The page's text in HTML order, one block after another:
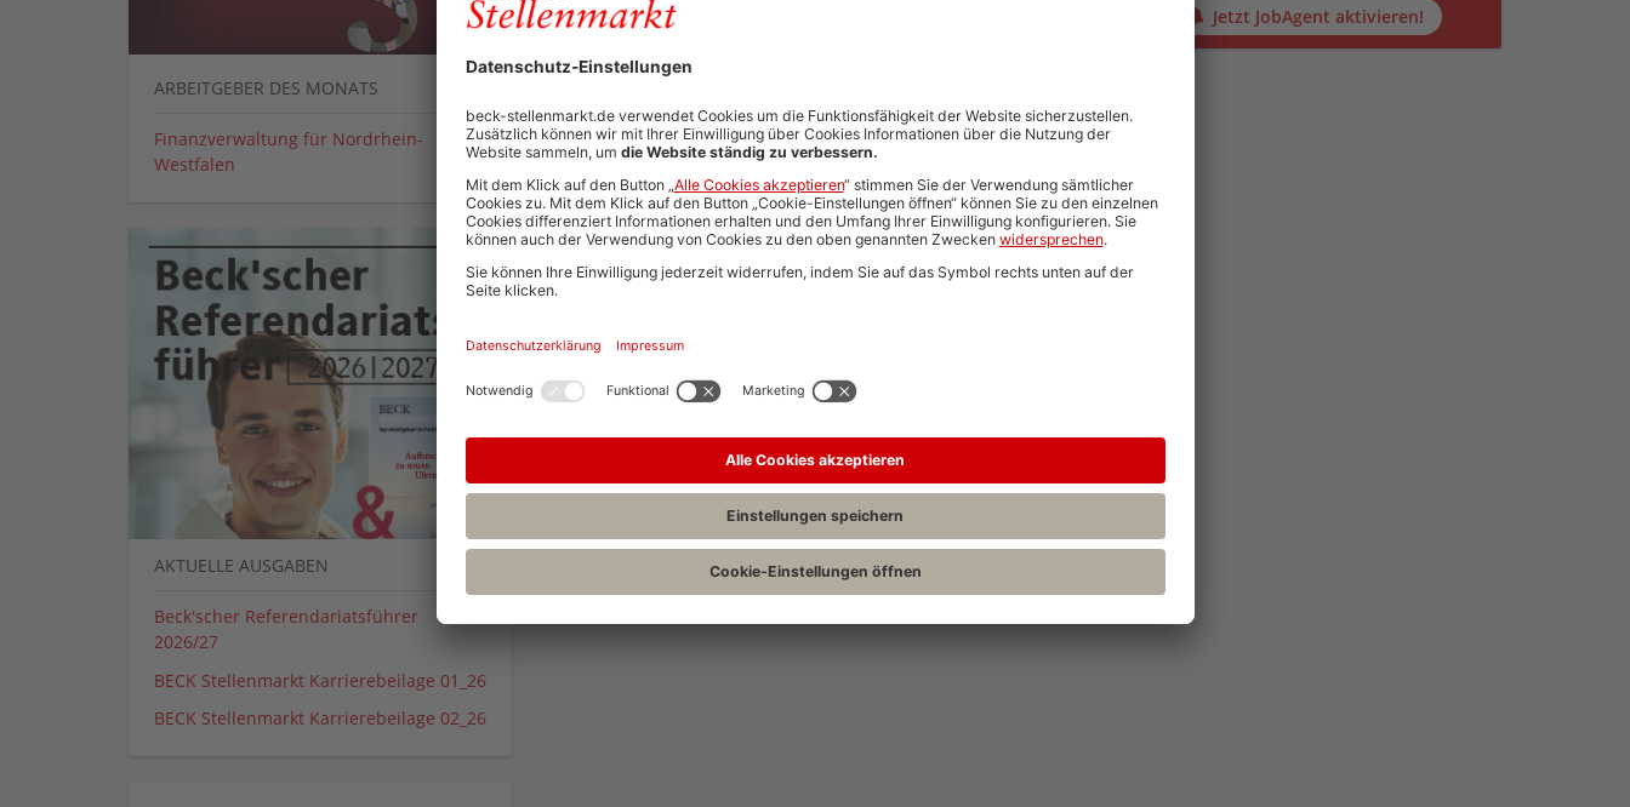
Automatisch neue Jobs und Karriere-Updates per E-Mail erhalten? Jetzt JobAgent aktivieren!
ARBEITGEBER DES MONATS
Finanzverwaltung für Nordrhein-
Westfalen
AKTUELLE AUSGABEN
Beck'scher Referendariatsführer
2026/27
BECK Stellenmarkt Karrierebeilage 01_26
BECK Stellenmarkt Karrierebeilage 02_26